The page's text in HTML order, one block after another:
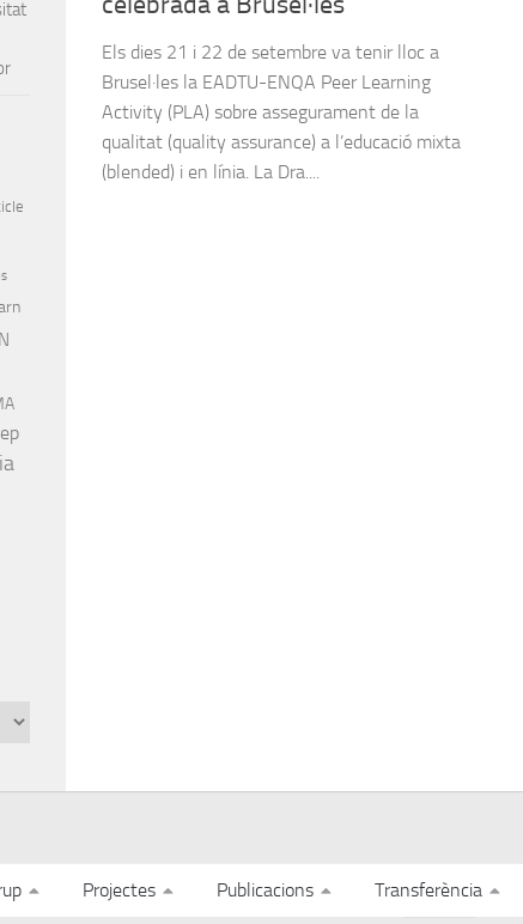
Els dies 21 i 22 de setembre va tenir lloc a
Brusel·les la EADTU-ENQA Peer Learning
Activity (PLA) sobre assegurament de la
qualitat (quality assurance) a l’educació mixta
(blended) i en línia. La Dra....
Projectes Publicacions Transferència